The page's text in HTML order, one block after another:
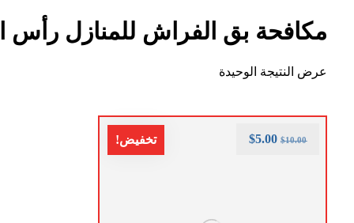
مكافحة بق الفراش للمنازل رأس
عرض النتيجة الوحيدة
تخفيض! $10.00
$5.00